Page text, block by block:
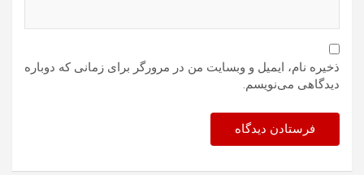
ذخیره نام، ایمیل و وبسایت من در مرورگر برای زمانی که دوباره
دیدگاهی می‌نویسم.